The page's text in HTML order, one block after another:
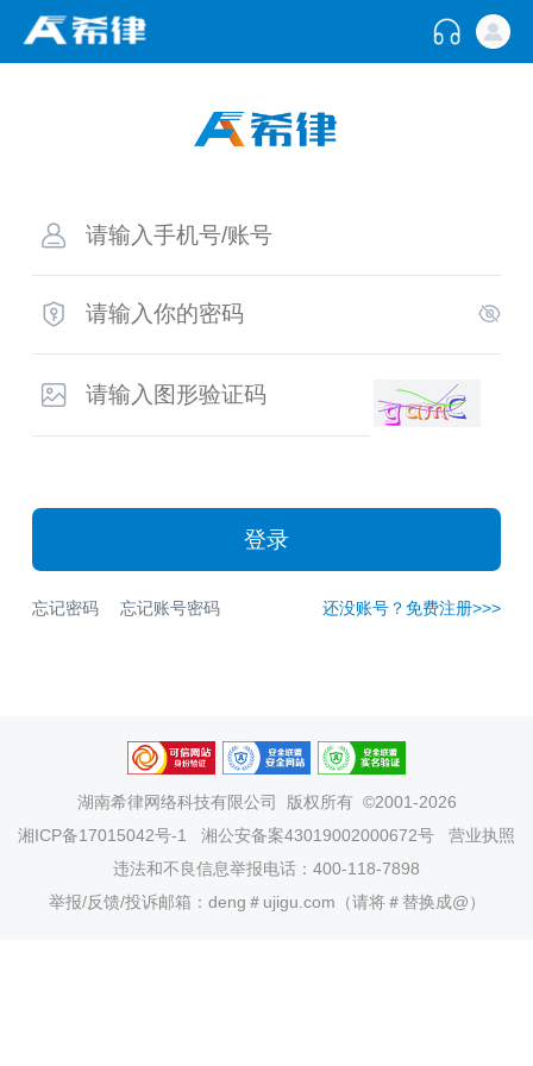
登录
忘记密码 忘记账号密码 还没账号？免费注册>>>
湖南希律网络科技有限公司
版权所有 ©2001-2026
湘ICP备17015042号-1
湘公安备案43019002000672号
营业执照
违法和不良信息举报电话：400-118-7898
举报/反馈/投诉邮箱：deng＃ujigu.com（请将＃替换成@）